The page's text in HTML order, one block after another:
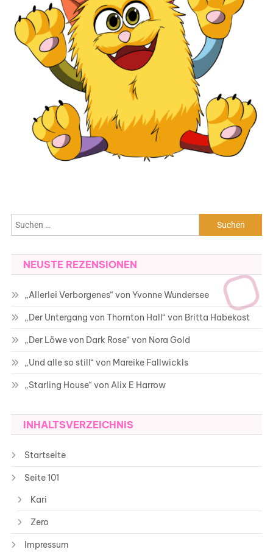
Suchen
nach:
NEUSTE REZENSIONEN
„Allerlei Verborgenes“ von Yvonne Wundersee
„Der Untergang von Thornton Hall“ von Britta Habekost
„Der Löwe von Dark Rose“ von Nora Gold
„Und alle so still“ von Mareike Fallwickls
„Starling House“ von Alix E Harrow
INHALTSVERZEICHNIS
Startseite
Seite 101
Kari
Zero
Impressum